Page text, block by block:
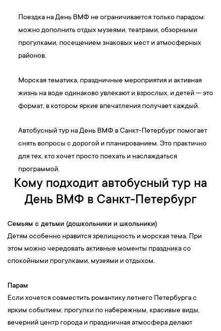
Поездка на День ВМФ не ограничивается только парадом:
можно дополнить отдых музеями, театрами, обзорными
прогулками, посещением знаковых мест и атмосферных
районов.
Морская тематика, праздничные мероприятия и активная
жизнь на воде одинаково увлекают и взрослых, и детей — это
формат, в котором яркие впечатления получает каждый.
Автобусный тур на День ВМФ в Санкт-Петербург помогает
снять вопросы с дорогой и планированием. Это практично
для тех, кто хочет просто поехать и наслаждаться
программой.
Кому подходит автобусный тур на
День ВМФ в Санкт-Петербург
Семьям с детьми (дошкольники и школьники)
Детям особенно нравится зрелищность и морская тема. При
этом можно чередовать активные моменты праздника со
спокойными прогулками, музеями и отдыхом.
Парам
Если хочется совместить романтику летнего Петербурга с
ярким событием: прогулки по набережным, красивые виды,
вечерний центр города и праздничная атмосфера делают